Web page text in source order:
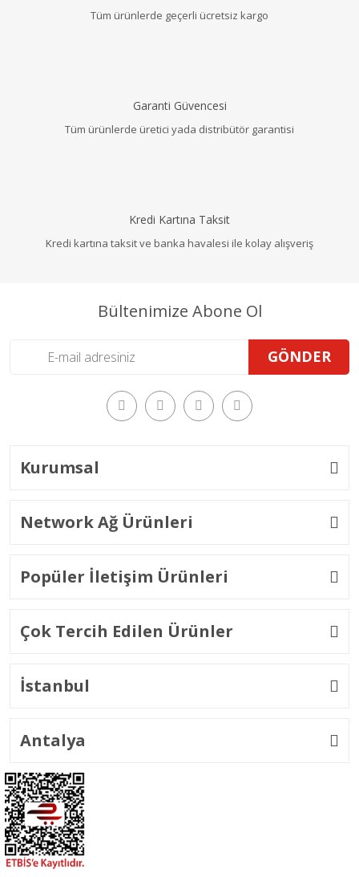
Tüm ürünlerde geçerli ücretsiz kargo
Garanti Güvencesi
Tüm ürünlerde üretici yada distribütör garantisi
Kredi Kartına Taksit
Kredi kartına taksit ve banka havalesi ile kolay alışveriş
Bültenimize Abone Ol
GÖNDER
Kurumsal
Network Ağ Ürünleri
Popüler İletişim Ürünleri
Çok Tercih Edilen Ürünler
İstanbul
Antalya